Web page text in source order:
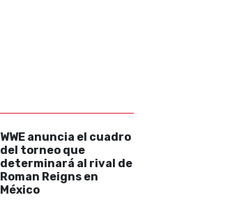
WWE anuncia el cuadro
del torneo que
determinará al rival de
Roman Reigns en
México